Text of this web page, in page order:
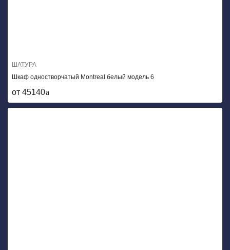
ШАТУРА
Шкаф одностворчатый Montreal белый модель 6
от 45140